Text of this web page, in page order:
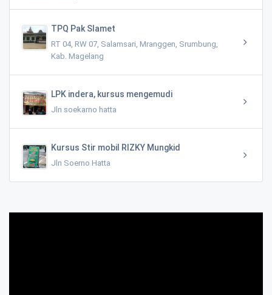
TPQ Pak Slamet
RT 04, RW 07, Salamsari, Mranggen, Srumbung,
Kab. Magelang
LPK indera, kursus mengemudi
Jln soekarno hatta
Kursus Stir mobil RIZKY Mungkid
Jln Soerno Hatta